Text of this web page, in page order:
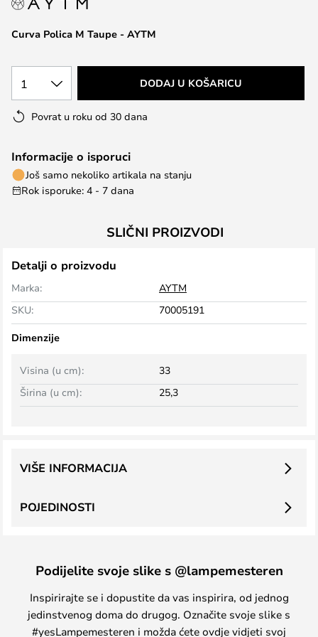
the
images
Curva Polica M Taupe - AYTM
1 DODAJ U KOŠARICU
Povrat u roku od 30 dana
Informacije o isporuci
Još samo nekoliko artikala na stanju
Rok isporuke: 4 - 7 dana
SLIČNI PROIZVODI
Detalji o proizvodu
Marka:
AYTM
SKU:
70005191
Dimenzije
Širina (u cm): 25,3
Visina (u cm): 33
POJEDINOSTI
VIŠE INFORMACIJA
Podijelite svoje slike s @lampemesteren
Inspirirajte se i dopustite da vas inspirira, od jednog
jedinstvenog doma do drugog. Označite svoje slike s
#yesLampemesteren i možda ćete ovdje vidjeti svoj